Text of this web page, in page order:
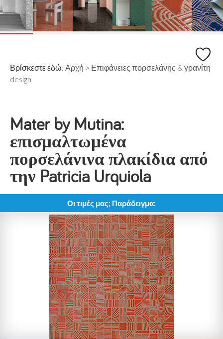
Βρίσκεστε εδώ: Αρχή > Επιφάνειες πορσελάνης & γρανίτη
design
Mater by Mutina:
επισμαλτωμένα
πορσελάνινα πλακίδια από
την Patricia Urquiola
Οι τιμές μας; Παράδειγμα: